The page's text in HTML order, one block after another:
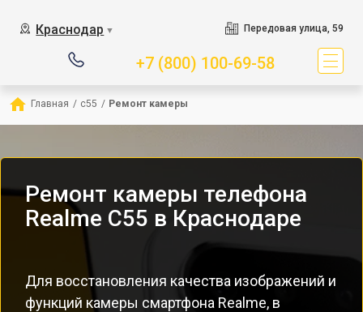
Краснодар ▼ Передовая улица, 59
+7 (800) 100-69-58
Главная / c55 / Ремонт камеры
Ремонт камеры телефона
Realme C55 в Краснодаре
Для восстановления качества изображений и
функций камеры смартфона Realme, в